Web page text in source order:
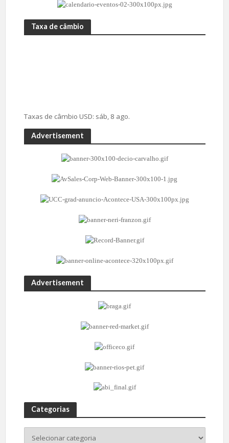
Taxa de câmbio
Taxas de câmbio USD: sáb, 8 ago.
Advertisement
Advertisement
Categorias